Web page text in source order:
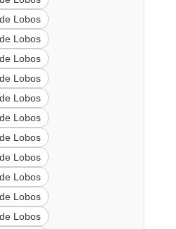
Lobos
Lobos
Lobos
Lobos
Lobos
Lobos
Lobos
Lobos
Lobos
Lobos
Lobos